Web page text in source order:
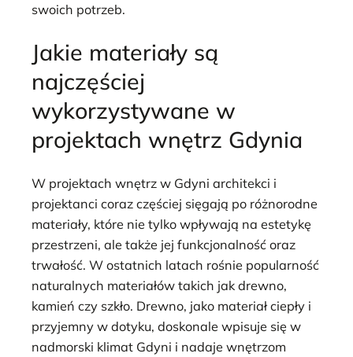
swoich potrzeb.
Jakie materiały są
najczęściej
wykorzystywane w
projektach wnętrz Gdynia
W projektach wnętrz w Gdyni architekci i
projektanci coraz częściej sięgają po różnorodne
materiały, które nie tylko wpływają na estetykę
przestrzeni, ale także jej funkcjonalność oraz
trwałość. W ostatnich latach rośnie popularność
naturalnych materiałów takich jak drewno,
kamień czy szkło. Drewno, jako materiał ciepły i
przyjemny w dotyku, doskonale wpisuje się w
nadmorski klimat Gdyni i nadaje wnętrzom